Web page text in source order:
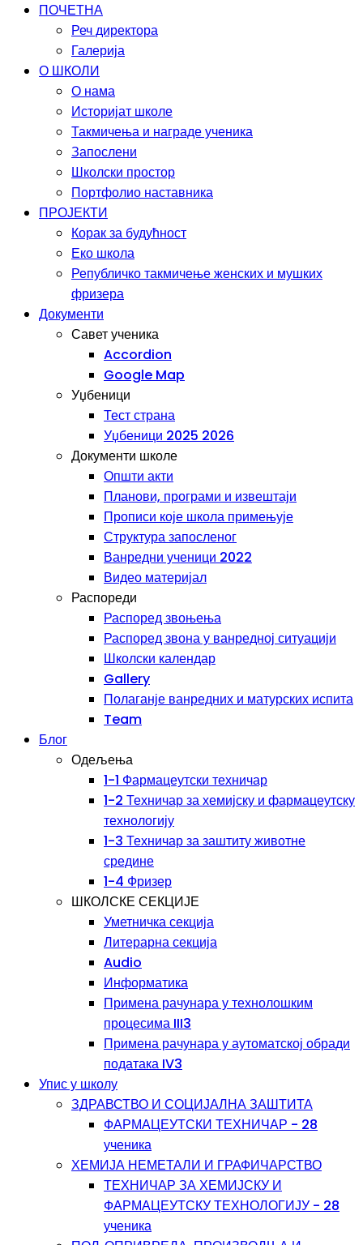
ПОЧЕТНА
Реч директора
Галерија
О ШКОЛИ
О нама
Историјат школе
Такмичења и награде ученика
Запослени
Школски простор
Портфолио наставника
ПРОЈЕКТИ
Корак за будућност
Еко школа
Републичко такмичење женских и мушких
фризера
Документи
Савет ученика
Accordion
Google Map
Уџбеници
Тест страна
Уџбеници 2025 2026
Документи школе
Општи акти
Планови, програми и извештаји
Прописи које школа примењује
Структура запосленог
Ванредни ученици 2022
Видео материјал
Распореди
Распоред звоњења
Распоред звона у ванредној ситуацији
Школски календар
Gallery
Полаганје ванредних и матурских испита
Team
Блог
Одељења
1-1 Фармацеутски техничар
1-2 Техничар за хемијску и фармацеутску
технологију
1-3 Техничар за заштиту животне
средине
1-4 Фризер
ШКОЛСКЕ СЕКЦИЈЕ
Уметничка секција
Литерарна секција
Audio
Информатика
Примена рачунара у технолошким
процесима III3
Примена рачунара у аутоматској обради
података IV3
Упис у школу
ЗДРАВСТВО И СОЦИЈАЛНА ЗАШТИТА
ФАРМАЦЕУТСКИ ТЕХНИЧАР - 28
ученика
ХЕМИЈА НЕМЕТАЛИ И ГРАФИЧАРСТВО
ТЕХНИЧАР ЗА ХЕМИЈСКУ И
ФАРМАЦЕУТСКУ ТЕХНОЛОГИЈУ - 28
ученика